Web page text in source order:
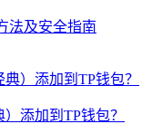
法及安全指南
添加到TP钱包？